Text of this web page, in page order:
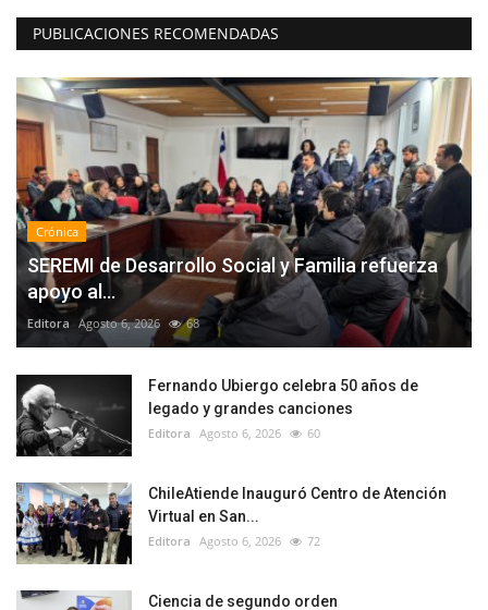
PUBLICACIONES RECOMENDADAS
Crónica
SEREMI de Desarrollo Social y Familia refuerza
apoyo al...
Editora Agosto 6, 2026 68
Fernando Ubiergo celebra 50 años de
legado y grandes canciones
Editora Agosto 6, 2026 60
ChileAtiende Inauguró Centro de Atención
Virtual en San...
Editora Agosto 6, 2026 72
Ciencia de segundo orden